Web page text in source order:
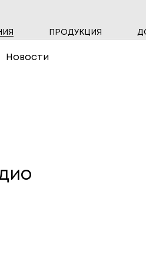
ПРОДУКЦИЯ
ОБЕСПЕЧЕНИЕ
ГАЗА
Новости